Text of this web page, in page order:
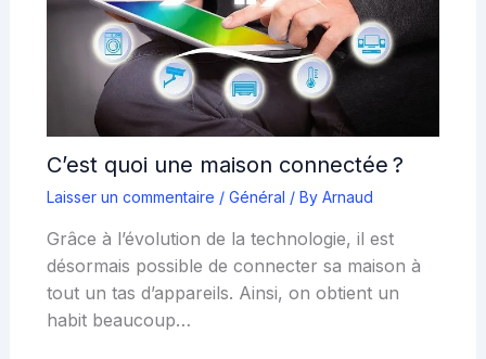
C’est quoi une maison connectée ?
Laisser un commentaire / Général / By Arnaud
Grâce à l’évolution de la technologie, il est
désormais possible de connecter sa maison à
tout un tas d’appareils. Ainsi, on obtient un
habit beaucoup…